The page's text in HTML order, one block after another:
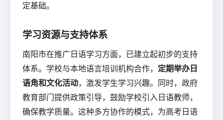
定基础。
学习资源与支持体系
南阳市在推广日语学习方面，已建立起初步的支持
体系。学校与本地语言培训机构合作， 定期举办日
语角和文化活动，激发学生学习兴趣。同时，政府
教育部门提供政策引导，鼓励学校引入日语教师，
确保教学质量。这种多方协作的模式，为高考日语